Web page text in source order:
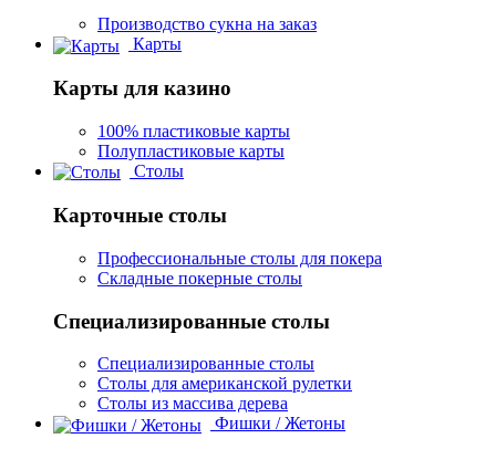
Производство сукна на заказ
Карты
Карты для казино
100% пластиковые карты
Полупластиковые карты
Столы
Карточные столы
Профессиональные столы для покера
Складные покерные столы
Специализированные столы
Специализированные столы
Столы для американской рулетки
Столы из массива дерева
Фишки / Жетоны